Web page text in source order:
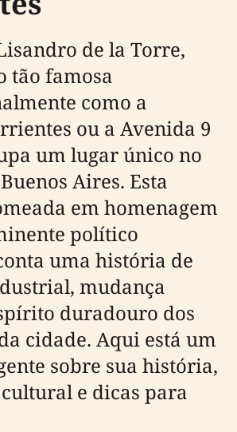
de la Torre,
tão famosa
como a
ou a Avenida 9
um lugar único no
Aires. Esta
em homenagem
político
uma história de
mudança
duradouro dos
cidade. Aqui está um
sobre sua história,
e dicas para